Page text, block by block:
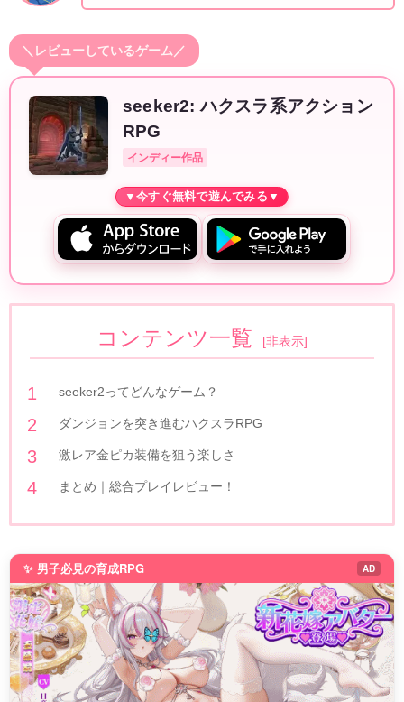
＼レビューしているゲーム／
seeker2: ハクスラ系アクション
RPG
インディー作品
コンテンツ一覧 [非表示]
seeker2ってどんなゲーム？
ダンジョンを突き進むハクスラRPG
激レア金ピカ装備を狙う楽しさ
まとめ｜総合プレイレビュー！
✨ 男子必見の育成RPG AD